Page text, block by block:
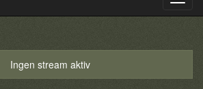
Ingen stream aktiv